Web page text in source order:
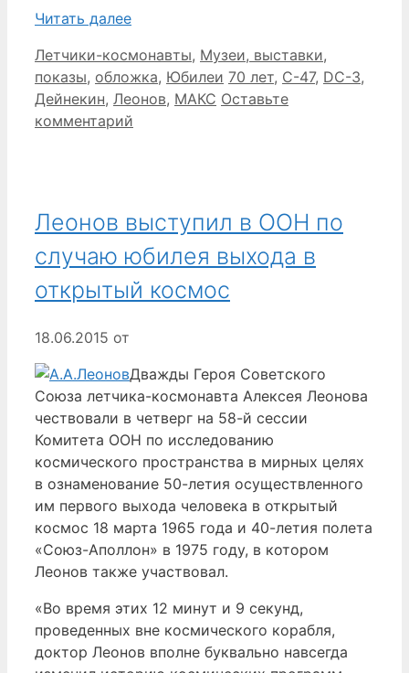
Читать далее
Рубрики
Летчики-космонавты, Музеи, выставки,
показы, обложка, Юбилеи Метки
70 лет, C-47, DC-3,
Дейнекин, Леонов, МАКС Оставьте
комментарий
Леонов выступил в ООН по
случаю юбилея выхода в
открытый космос
18.06.2015 от
Дважды Героя Советского
Союза летчика-космонавта Алексея Леонова
чествовали в четверг на 58-й сессии
Комитета ООН по исследованию
космического пространства в мирных целях
в ознаменование 50-летия осуществленного
им первого выхода человека в открытый
космос 18 марта 1965 года и 40-летия полета
«Союз-Аполлон» в 1975 году, в котором
Леонов также участвовал.
«Во время этих 12 минут и 9 секунд,
проведенных вне космического корабля,
доктор Леонов вполне буквально навсегда